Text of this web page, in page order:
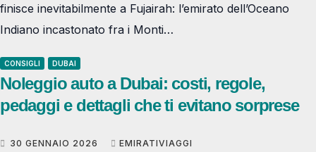
finisce inevitabilmente a Fujairah: l’emirato dell’Oceano
Indiano incastonato fra i Monti…
CONSIGLI DUBAI
Noleggio auto a Dubai: costi, regole,
pedaggi e dettagli che ti evitano sorprese
30 GENNAIO 2026 EMIRATIVIAGGI